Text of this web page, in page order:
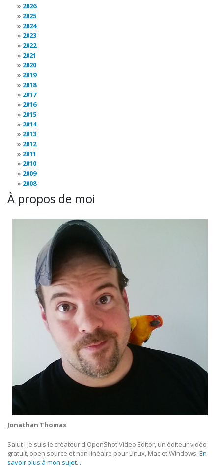
2026
2025
2024
2023
2022
2021
2020
2019
2018
2017
2016
2015
2014
2013
2012
2011
2010
2009
2008
À propos de moi
Jonathan Thomas
Salut ! Je suis le créateur d'OpenShot Video Editor, un éditeur vidéo
gratuit, open source et non linéaire pour Linux, Mac et Windows. En
savoir plus à mon sujet...